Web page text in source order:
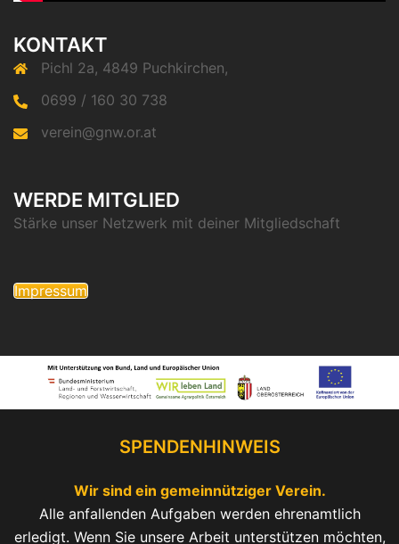
KONTAKT
Pichl 2a, 4849 Puchkirchen,
0699 / 160 30 738
verein@gnw.or.at
WERDE MITGLIED
Stärke unser Netzwerk mit deiner Mitgliedschaft
Impressum
SPENDENHINWEIS
Wir sind ein gemeinnütziger Verein.
Alle anfallenden Aufgaben werden ehrenamtlich
erledigt. Wenn Sie unsere Arbeit unterstützen möchten,